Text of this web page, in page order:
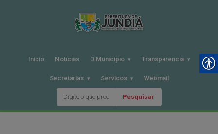
Inicio Noticias O Municipio Transparencia
Secretarias Servicos Webmail
Pesquisar